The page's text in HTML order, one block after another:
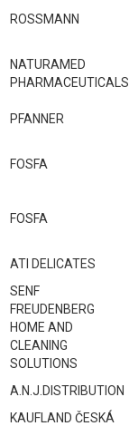
ROSSMANN
NATURAMED
PHARMACEUTICALS
PFANNER
FOSFA
FOSFA
ATI DELICATES
SENF
FREUDENBERG
HOME AND
CLEANING
SOLUTIONS
A.N.J.DISTRIBUTION
KAUFLAND ČESKÁ